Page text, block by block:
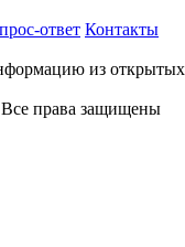
ответ Контакты
из
права защищены